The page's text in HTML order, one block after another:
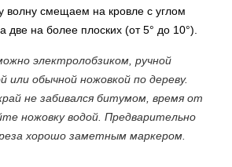
волну смещаем на кровле с углом
две на более плоских (от 5° до 10°).
электролобзиком, ручной
или обычной ножовкой по дереву.
не забивался битумом, время от
ножовку водой. Предварительно
хорошо заметным маркером.